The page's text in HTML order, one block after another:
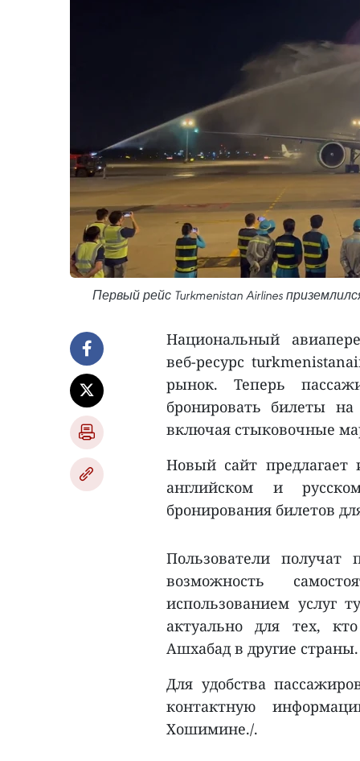
Первый рейс Turkmenistan Airlines
Национальный
веб-ресурс
рынок. Теперь
бронировать билеты
включая стыковочные
Новый сайт
английском и
бронирования билетов
Пользователи
возможность
использованием услуг
актуально для тех,
Ашхабад в другие страны.
Для удобства
контактную
Хошимине./.